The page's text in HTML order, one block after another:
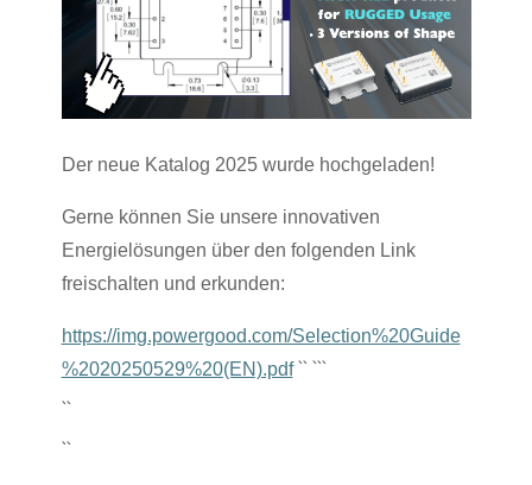
Der neue Katalog 2025 wurde hochgeladen!
Gerne können Sie unsere innovativen
Energielösungen über den folgenden Link
freischalten und erkunden:
https://img.powergood.com/Selection%20Guide
%2020250529%20(EN).pdf `` ```
``
``